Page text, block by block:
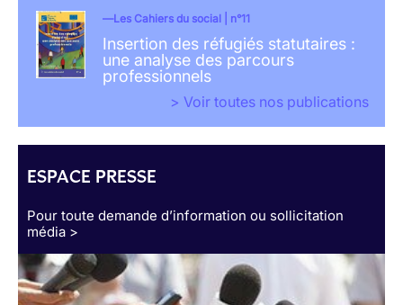
Les Cahiers du social | n°11
Insertion des réfugiés statutaires :
une analyse des parcours
professionnels
> Voir toutes nos publications
ESPACE PRESSE
Pour toute demande d’information ou sollicitation
média >